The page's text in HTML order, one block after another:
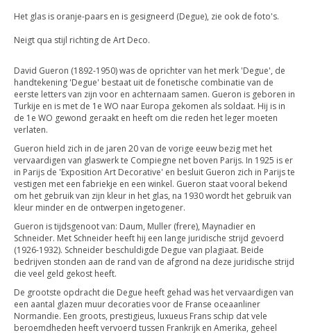
Het glas is oranje-paars en is gesigneerd (Degue), zie ook de foto's.
Neigt qua stijl richting de Art Deco.
David Gueron (1892-1950) was de oprichter van het merk 'Degue', de
handtekening 'Degue' bestaat uit de fonetische combinatie van de
eerste letters van zijn voor en achternaam samen. Gueron is geboren in
Turkije en is met de 1e WO naar Europa gekomen als soldaat. Hij is in
de 1e WO gewond geraakt en heeft om die reden het leger moeten
verlaten.
Gueron hield zich in de jaren 20 van de vorige eeuw bezig met het
vervaardigen van glaswerk te Compiegne net boven Parijs. In 1925 is er
in Parijs de 'Exposition Art Decorative' en besluit Gueron zich in Parijs te
vestigen met een fabriekje en een winkel. Gueron staat vooral bekend
om het gebruik van zijn kleur in het glas, na 1930 wordt het gebruik van
kleur minder en de ontwerpen ingetogener.
Gueron is tijdsgenoot van: Daum, Muller (frere), Maynadier en
Schneider. Met Schneider heeft hij een lange juridische strijd gevoerd
(1926-1932). Schneider beschuldigde Degue van plagiaat. Beide
bedrijven stonden aan de rand van de afgrond na deze juridische strijd
die veel geld gekost heeft.
De grootste opdracht die Degue heeft gehad was het vervaardigen van
een aantal glazen muur decoraties voor de Franse oceaanliner
Normandie. Een groots, prestigieus, luxueus Frans schip dat vele
beroemdheden heeft vervoerd tussen Frankrijk en Amerika, geheel